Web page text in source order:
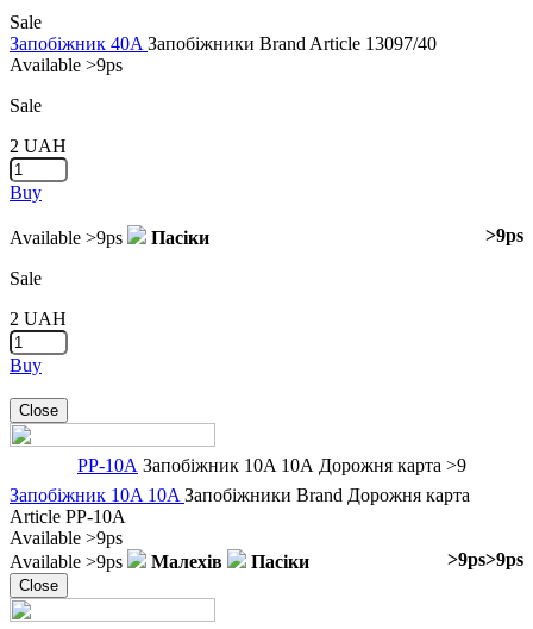
Sale
Запобіжник 40A Запобіжники Brand Article 13097/40
Available >9ps
Sale
2 UAH
Buy
Available >9ps Пасіки >9ps
Sale
2 UAH
Buy
Close
PP-10A Запобіжник 10A 10A Дорожня карта >9
Запобіжник 10A 10A Запобіжники Brand Дорожня карта
Article PP-10A
Available >9ps
Available >9ps Малехів >9ps
Пасіки >9ps
Close